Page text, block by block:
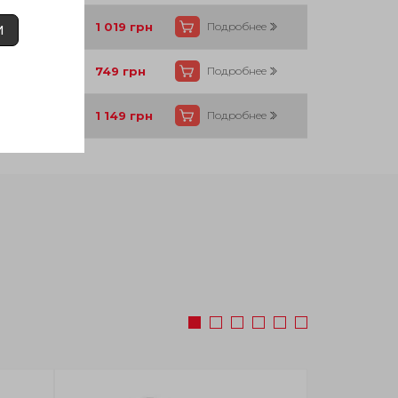
1 019 грн Подробнее
749 грн Подробнее
1 149 грн Подробнее